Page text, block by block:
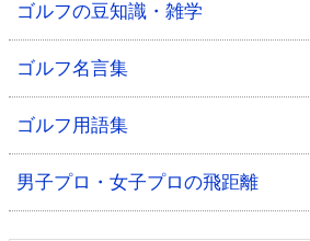
ゴルフの豆知識・雑学
ゴルフ名言集
ゴルフ用語集
男子プロ・女子プロの飛距離